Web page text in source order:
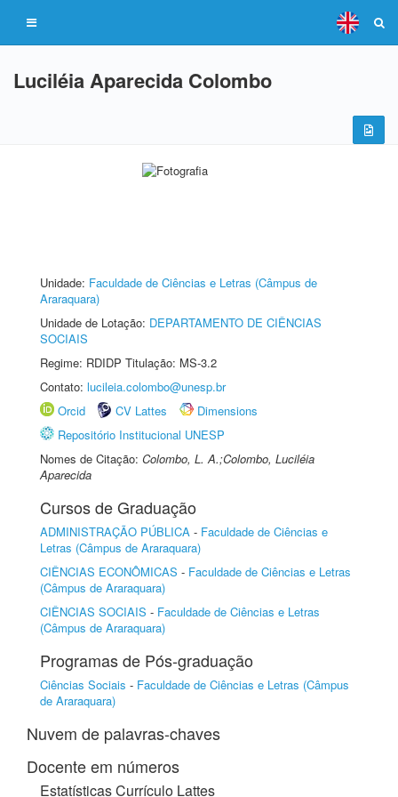
Luciléia Aparecida Colombo
Unidade: Faculdade de Ciências e Letras (Câmpus de
Araraquara)
Unidade de Lotação: DEPARTAMENTO DE CIÊNCIAS
SOCIAIS
Regime: RDIDP Titulação: MS-3.2
Contato: lucileia.colombo@unesp.br
Orcid
CV Lattes
Dimensions
Repositório Institucional UNESP
Nomes de Citação: Colombo, L. A.;Colombo, Luciléia
Aparecida
Cursos de Graduação
ADMINISTRAÇÃO PÚBLICA - Faculdade de Ciências e
Letras (Câmpus de Araraquara)
CIÊNCIAS ECONÔMICAS - Faculdade de Ciências e Letras
(Câmpus de Araraquara)
CIÊNCIAS SOCIAIS - Faculdade de Ciências e Letras
(Câmpus de Araraquara)
Programas de Pós-graduação
Ciências Sociais - Faculdade de Ciências e Letras (Câmpus
de Araraquara)
Nuvem de palavras-chaves
Docente em números
Estatísticas Currículo Lattes